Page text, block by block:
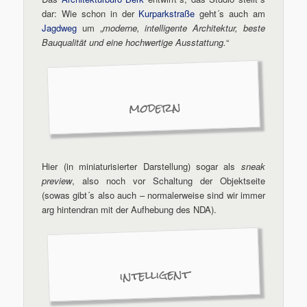
dar: Wie schon in der Kurparkstraße geht´s auch am
Jagdweg um „moderne, intelligente Architektur, beste
Bauqualität und eine hochwertige Ausstattung.“
modern
Hier (in miniaturisierter Darstellung) sogar als sneak
preview, also noch vor Schaltung der Objektseite
(sowas gibt´s also auch – normalerweise sind wir immer
arg hintendran mit der Aufhebung des NDA).
intelligent